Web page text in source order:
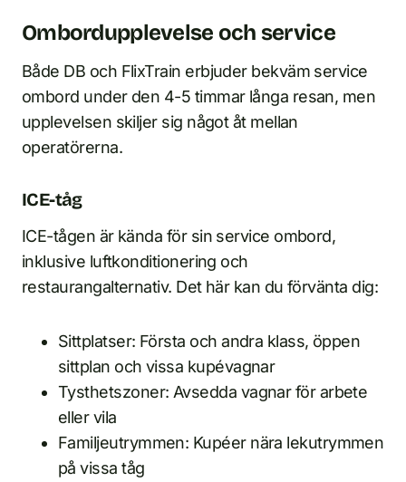
Ombordupplevelse och service
Både DB och FlixTrain erbjuder bekväm service
ombord under den 4-5 timmar långa resan, men
upplevelsen skiljer sig något åt mellan
operatörerna.
ICE-tåg
ICE-tågen är kända för sin service ombord,
inklusive luftkonditionering och
restaurangalternativ. Det här kan du förvänta dig:
Sittplatser: Första och andra klass, öppen
sittplan och vissa kupévagnar
Tysthetszoner: Avsedda vagnar för arbete
eller vila
Familjeutrymmen: Kupéer nära lekutrymmen
på vissa tåg